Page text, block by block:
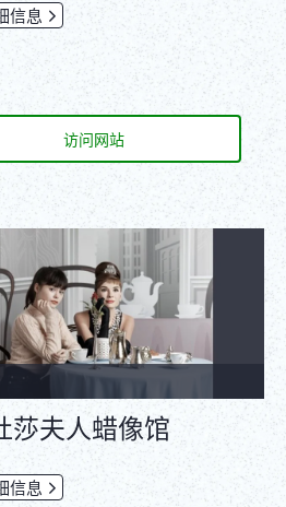
信息
访问网站
莎夫人蜡像馆
信息